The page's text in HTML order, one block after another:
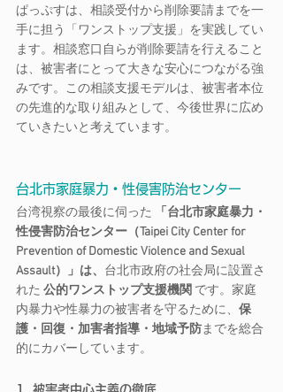
ぱっぷすは、相談受付から削除要請までを一
手に担う「ワンストップ支援」を実践してい
ます。相談窓口自らが削除要請を行えること
は、被害者にとって大きな安心につながる強
みです。この相談支援モデルは、被害者本位
の先進的な取り組みとして、今後世界に広め
ていきたいと考えています。
台北市家庭暴力・性侵害防治センター
台湾視察の最後に伺った
「台北市家庭暴力・
性侵害防治センター（Taipei City Center for
Prevention of Domestic Violence and Sexual
Assault）」は、 台北市政府の社会局に設置さ
れた 公的ワンストップ支援機関 です。家庭
内暴力や性暴力の被害者を守るために、 保
護・回復・加害者指導・地域予防までを総合
的にカバーしています。
1. 被害者中心主義の徹底